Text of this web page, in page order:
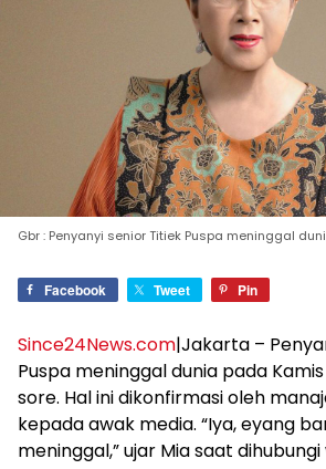
Gbr : Penyanyi senior Titiek Puspa meninggal
Facebook Tweet Pin
Since24News.com|Jakarta –
Puspa meninggal dunia pada
sore. Hal ini dikonfirmasi oleh
kepada awak media. “Iya, eyang
meninggal,” ujar Mia saat